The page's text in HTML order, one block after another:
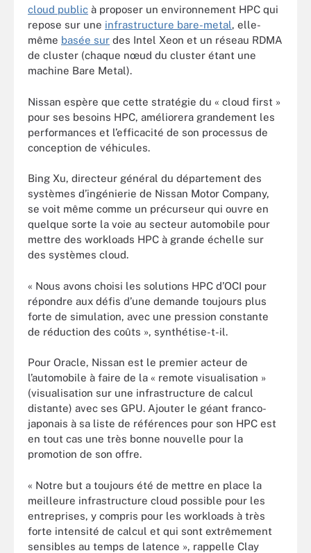
cloud public à proposer un environnement HPC qui
repose sur une infrastructure bare-metal, elle-
même basée sur des Intel Xeon et un réseau RDMA
de cluster (chaque nœud du cluster étant une
machine Bare Metal).
Nissan espère que cette stratégie du « cloud first »
pour ses besoins HPC, améliorera grandement les
performances et l’efficacité de son processus de
conception de véhicules.
Bing Xu, directeur général du département des
systèmes d’ingénierie de Nissan Motor Company,
se voit même comme un précurseur qui ouvre en
quelque sorte la voie au secteur automobile pour
mettre des workloads HPC à grande échelle sur
des systèmes cloud.
« Nous avons choisi les solutions HPC d’OCI pour
répondre aux défis d’une demande toujours plus
forte de simulation, avec une pression constante
de réduction des coûts », synthétise-t-il.
Pour Oracle, Nissan est le premier acteur de
l’automobile à faire de la « remote visualisation »
(visualisation sur une infrastructure de calcul
distante) avec ses GPU. Ajouter le géant franco-
japonais à sa liste de références pour son HPC est
en tout cas une très bonne nouvelle pour la
promotion de son offre.
« Notre but a toujours été de mettre en place la
meilleure infrastructure cloud possible pour les
entreprises, y compris pour les workloads à très
forte intensité de calcul et qui sont extrêmement
sensibles au temps de latence », rappelle Clay